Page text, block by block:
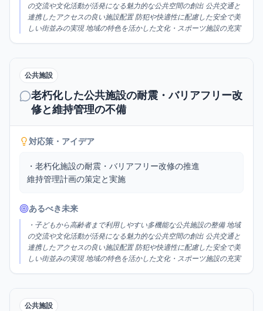
の交流や文化活動が活発になる魅力的な公共空間の創出 公共交通と
連携したアクセスの良い施設配置 防犯や快適性に配慮した安全で美
しい街並みの実現 地域の特色を活かした文化・スポーツ施設の充実
公共施設
老朽化した公共施設の耐震・バリアフリー改
修と維持管理の不備
対応策・アイデア
・老朽化施設の耐震・バリアフリー改修の推進
維持管理計画の策定と実施
あるべき未来
・子どもから高齢者まで利用しやすい多機能な公共施設の整備 地域
の交流や文化活動が活発になる魅力的な公共空間の創出 公共交通と
連携したアクセスの良い施設配置 防犯や快適性に配慮した安全で美
しい街並みの実現 地域の特色を活かした文化・スポーツ施設の充実
公共施設